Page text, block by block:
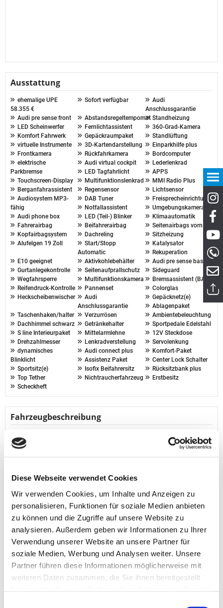
Diese Webseite verwendet Cookies
Wir verwenden Cookies, um Inhalte und Anzeigen zu
personalisieren, Funktionen für soziale Medien anbieten
zu können und die Zugriffe auf unsere Website zu
analysieren. Außerdem geben wir Informationen zu Ihrer
Verwendung unserer Website an unsere Partner für
soziale Medien, Werbung und Analysen weiter. Unsere
Partner führen diese Informationen möglicherweise mit
weiteren Daten zusammen, die Sie ihnen bereitgestellt
Ausstattung
ehemalige UPE
58.355 €
Sofort verfügbar
Audi
Anschlussgarantie
Audi pre sense front
Abstandsregeltempomat Standheizung
LED Scheinwerfer
Fernlichtassistent
360-Grad-Kamera
Komfort Fahrwerk
Gepäckraumpaket
Standlüftung
virtuelle Instrumente
3D-Kartendarstellung
Einparkhilfe plus
Frontkamera
Rückfahrkamera
Bordcomputer
elektrische
Parkbremse
Audi virtual cockpit
Lederlenkrad
LED Tagfahrlicht
APPS
Touchscreen-Display
Multifunktionslenkrad
MMI Radio Plus
Berganfahrassistent
Regensensor
Lichtsensor
Audiosystem MP3-
fähig
DAB Tuner
Freisprecheinrichtung
Notfallassistent
Umgebungskamera
Audi phone box
LED (Teil-) Blinker
Klimaautomatik
Fahrerairbag
Beifahrerairbag
Seitenairbags vorn
Kopfairbagsystem
Dachreling
Sitzheizung
Alufelgen 19 Zoll
Start/Stopp
Automatic
Katalysator
Rekuperation
E10 geeignet
Aktivkohlebehälter
Audi pre sense basic
Gurtanlegekontrolle
Seitenaufprallschutz
Sideguard
Wegfahrsperre
Multifunktionskamera
Bremsassistent (BAS)
Reifendruck-Kontrolle
Pannenset
Colorglas
Heckscheibenwischer
Audi
Anschlussgarantie
Gepäcknetz(e)
Ablagenpaket
Taschenhaken/halter
Verzurrösen
Ambientebeleuchtung
Dachhimmel schwarz
Getränkehalter
Sportpedale Edelstahl
S line Interieurpaket
Mittelarmlehne
12V Steckdose
Drehzahlmesser
Lenkradverstellung
Servolenkung
dynamisches
Blinklicht
Audi connect plus
Komfort-Paket
Assistenz Paket
Center Lock Schalter
Sportsitz(e)
Isofix Beifahrersitz
Rücksitzbank plus
Top Tether
Nichtraucherfahrzeug
Erstbesitz
Scheckheft
Fahrzeugbeschreibung
Herstellerinformation Audi:
AUDI AG Auto-Union-Str. 1 85057 Ingolstadt
Ausstattungspakete:
Garantie & Qualitätssiegel:
* Audi Gebrauchtwagen :plus
Assistenzsysteme:
* Abstandsregeltempomat
* Active lane assist / Spurassistent
* adaptive cruise control mit S
...